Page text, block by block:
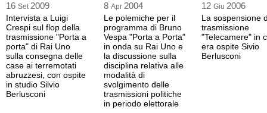
16 Set 2009
Intervista a Luigi
Crespi sul flop della
trasmissione "Porta a
porta" di Rai Uno
sulla consegna delle
case ai terremotati
abruzzesi, con ospite
in studio Silvio
Berlusconi
8 Apr 2004
Le polemiche per il
programma di Bruno
Vespa "Porta a Porta"
in onda su Rai Uno e
la discussione sulla
disciplina relativa alle
modalità di
svolgimento delle
trasmissioni politiche
in periodo elettorale
12 Giu 2006
La sospensione
trasmissione
"Telecamere" in
era ospite Sivio
Berlusconi